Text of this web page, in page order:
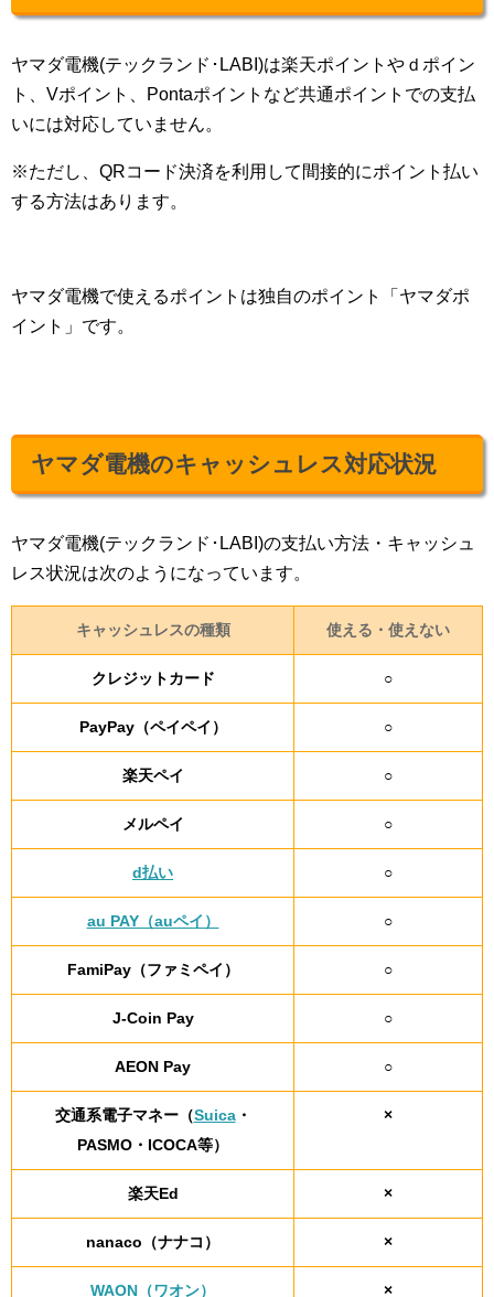
ヤマダ電機(テックランド･LABI)は楽天ポイントやｄポイン
ト、Vポイント、Pontaポイントなど共通ポイントでの支払
いには対応していません。
※ただし、QRコード決済を利用して間接的にポイント払い
する方法はあります。
ヤマダ電機で使えるポイントは独自のポイント「ヤマダポ
イント」です。
ヤマダ電機のキャッシュレス対応状況
ヤマダ電機(テックランド･LABI)の支払い方法・キャッシュ
レス状況は次のようになっています。
キャッシュレスの種類 使える・使えない
クレジットカード ○
PayPay（ペイペイ） ○
楽天ペイ ○
メルペイ ○
d払い ○
au PAY（auペイ） ○
FamiPay（ファミペイ） ○
J-Coin Pay ○
AEON Pay ○
交通系電子マネー（Suica・
PASMO・ICOCA等）
×
楽天Ed ×
nanaco（ナナコ） ×
WAON（ワオン） ×